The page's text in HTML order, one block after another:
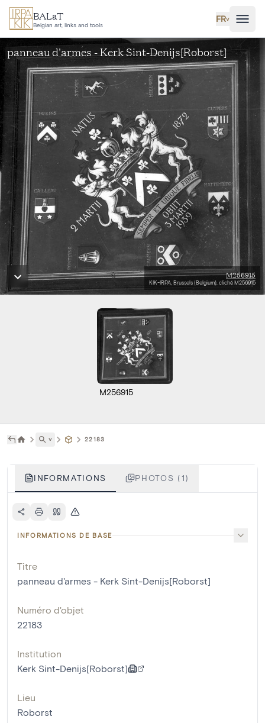
Aller au contenu principal
BALaT
Belgian art, links and tools
FR˅
panneau d'armes - Kerk Sint-Denijs[Roborst]
M256915
KIK-IRPA, Brussels (Belgium), cliché M256915
M256915
˅ 22183
INFORMATIONS PHOTOS (1)
INFORMATIONS DE BASE
Titre
panneau d'armes - Kerk Sint-Denijs[Roborst]
Numéro d'objet
22183
Institution
Kerk Sint-Denijs[Roborst]
Lieu
Roborst